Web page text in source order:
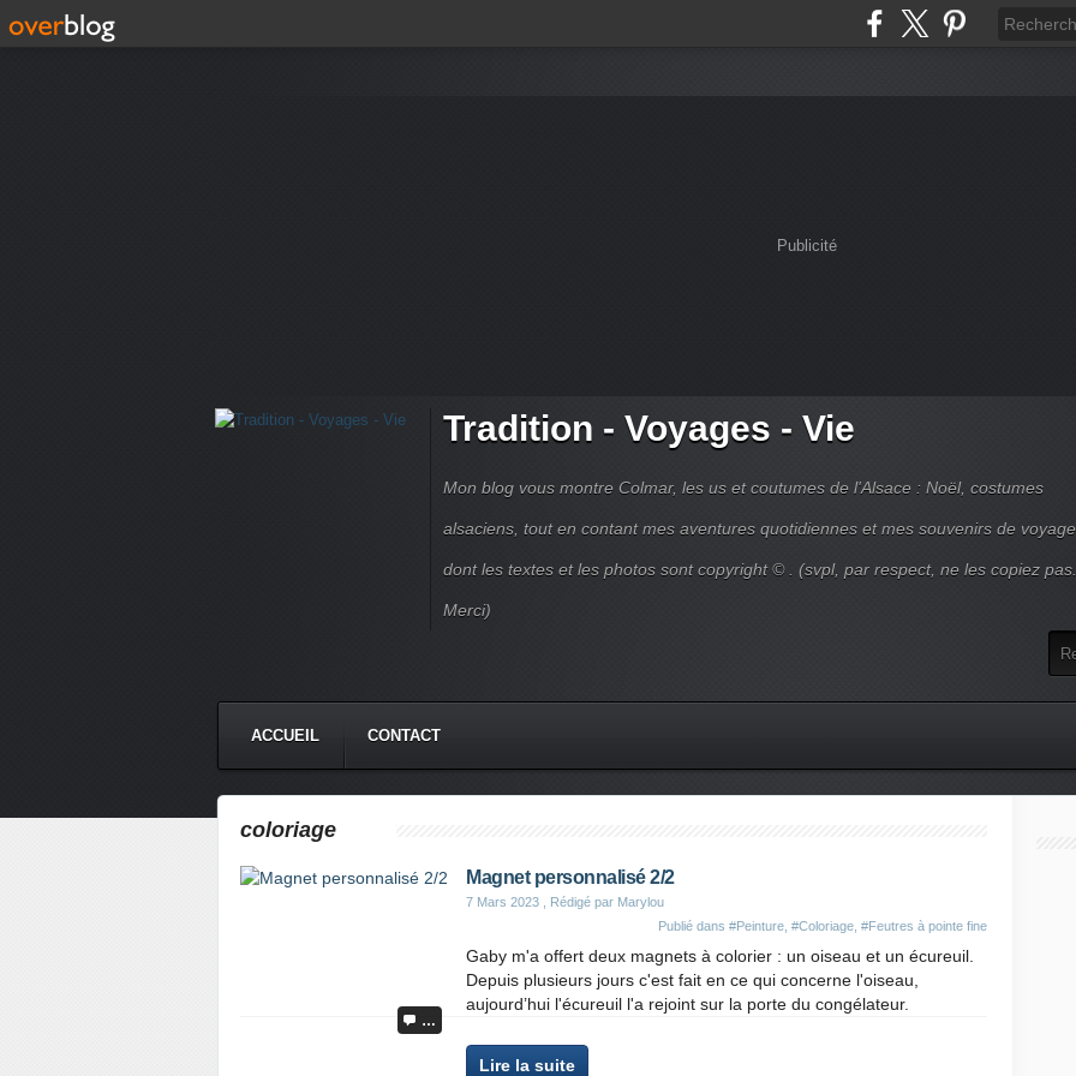
Publicité
Tradition - Voyages - Vie
Mon blog vous montre Colmar, les us et coutumes de l'Alsace : Noël, costumes
alsaciens, tout en contant mes aventures quotidiennes et mes souvenirs de
dont les textes et les photos sont copyright © . (svpl, par respect, ne les copiez pas.
Merci)
ACCUEIL CONTACT
coloriage
…
Magnet personnalisé 2/2
7 Mars 2023 , Rédigé par Marylou
Publié dans #Peinture #Coloriage #Feutres à pointe fine
Gaby m'a offert deux magnets à colorier : un oiseau et un écureuil.
Depuis plusieurs jours c'est fait en ce qui concerne l'oiseau,
aujourd’hui l'écureuil l'a rejoint sur la porte du congélateur.
Lire la suite